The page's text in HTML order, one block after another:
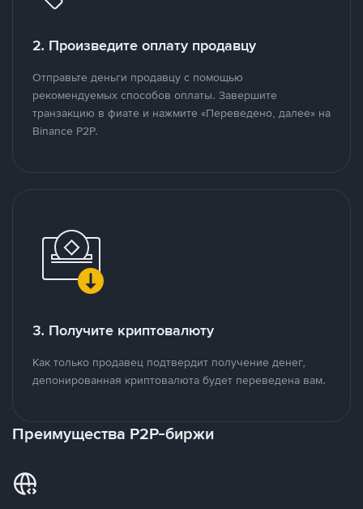
2. Произведите оплату продавцу
Отправьте деньги продавцу с помощью
рекомендуемых способов оплаты. Завершите
транзакцию в фиате и нажмите «Переведено, далее» на
Binance P2P.
3. Получите криптовалюту
Как только продавец подтвердит получение денег,
депонированная криптовалюта будет переведена вам.
Преимущества P2P-биржи